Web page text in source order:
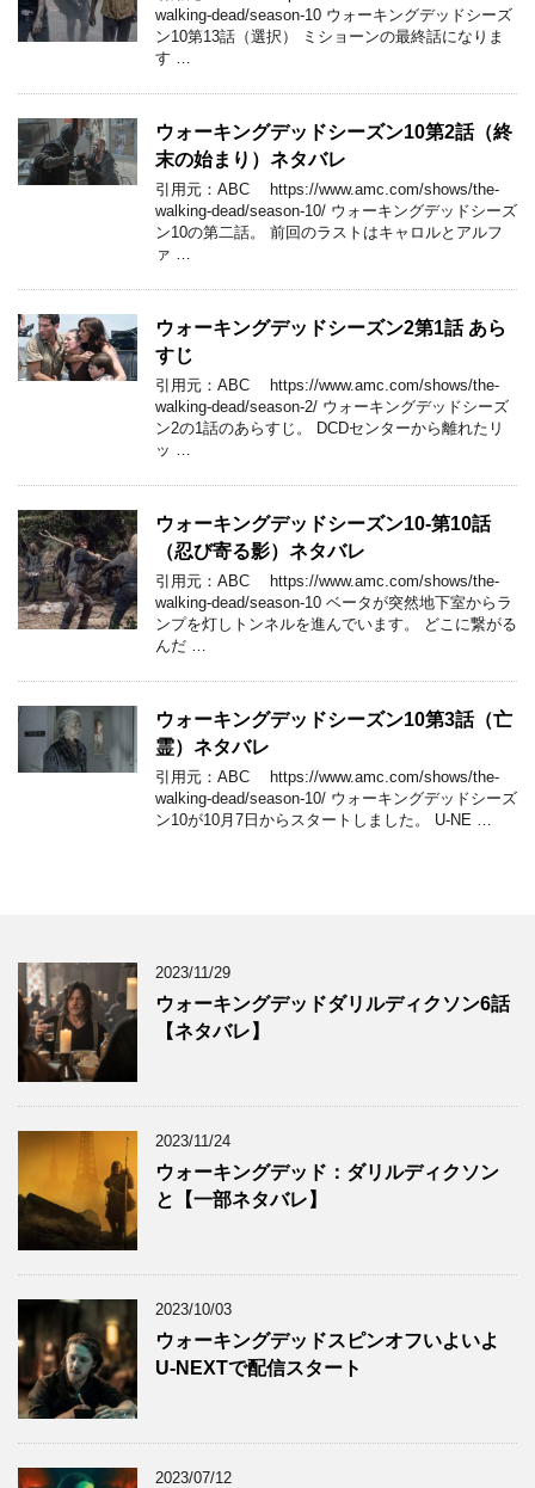
walking-dead/season-10 ウォーキングデッドシーズ
ン10第13話（選択） ミショーンの最終話になりま
す …
ウォーキングデッドシーズン10第2話（終
末の始まり）ネタバレ
引用元：ABC https://www.amc.com/shows/the-
walking-dead/season-10/ ウォーキングデッドシーズ
ン10の第二話。 前回のラストはキャロルとアルフ
ァ …
ウォーキングデッドシーズン2第1話 あら
すじ
引用元：ABC https://www.amc.com/shows/the-
walking-dead/season-2/ ウォーキングデッドシーズ
ン2の1話のあらすじ。 DCDセンターから離れたリ
ッ …
ウォーキングデッドシーズン10-第10話
（忍び寄る影）ネタバレ
引用元：ABC https://www.amc.com/shows/the-
walking-dead/season-10 ベータが突然地下室からラ
ンプを灯しトンネルを進んでいます。 どこに繋がる
んだ …
ウォーキングデッドシーズン10第3話（亡
霊）ネタバレ
引用元：ABC https://www.amc.com/shows/the-
walking-dead/season-10/ ウォーキングデッドシーズ
ン10が10月7日からスタートしました。 U-NE …
2023/11/29
ウォーキングデッドダリルディクソン6話
【ネタバレ】
2023/11/24
ウォーキングデッド：ダリルディクソン
と【一部ネタバレ】
2023/10/03
ウォーキングデッドスピンオフいよいよ
U-NEXTで配信スタート
2023/07/12